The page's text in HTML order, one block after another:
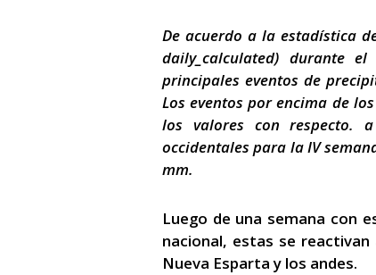
De acuerdo a la estadística
daily_calculated) durante
principales eventos de
Los eventos por encima de
los valores con respecto.
occidentales para la IV
mm.
Luego de una semana con
nacional, estas se
Nueva Esparta y los andes.